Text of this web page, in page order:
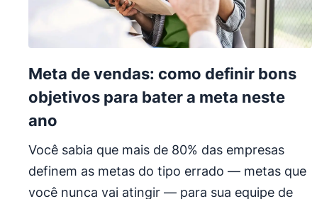
Meta de vendas: como definir bons
objetivos para bater a meta neste
ano
Você sabia que mais de 80% das empresas
definem as metas do tipo errado — metas que
você nunca vai atingir — para sua equipe de